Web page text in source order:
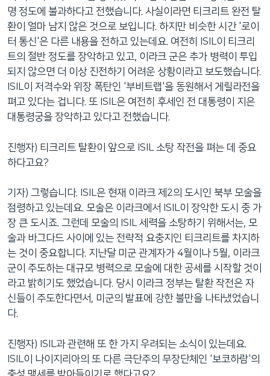
명 정도에 불과하다고 전했습니다. 사실이라면 티크리트 완전 탈
환이 얼마 남지 않은 것으로 보입니다. 하지만 비슷한 시간 '로이
터 통신'은 다른 내용을 전하고 있는데요. 여전히 ISIL이 티크리
트의 절반 정도를 장악하고 있고, 이라크 군은 추가 병력이 투입
되지 않으면 더 이상 진전하기 어려운 상황이라고 보도했습니다.
ISIL이 저격수와 위장 폭탄인 '부비트랩'을 동원해서 게릴라전을
펴고 있다는 겁니다. 또 ISIL은 여전히 후세인 전 대통령이 지은
대통령궁을 장악하고 있다고 전했습니다.
진행자) 티크리트 탈환이 앞으로 ISIL 소탕 작전을 펴는 데 중요
하다고요?
기자) 그렇습니다. ISIL은 현재 이라크 제2의 도시인 북부 모술을
점령하고 있는데요. 모술은 이라크에서 ISIL이 장악한 도시 중 가
장 큰 도시죠. 그런데 모술의 ISIL 세력을 소탕하기 위해서는, 모
술과 바그다드 사이에 있는 전략적 요충지인 티크리트를 차지하
는 것이 중요합니다. 지난달 미군 관계자가 4월이나 5월, 이라크
군이 주도하는 대규모 병력으로 모술에 대한 공세를 시작할 것이
라고 밝히기도 했었습니다. 당시 이라크 정부는 탈환 작전은 자
신들이 주도한다면서, 미군의 발표에 강한 불만을 나타냈었습니
다.
진행자) ISIL과 관련해 또 한 가지 우려되는 소식이 있는데요.
ISIL이 나이지리아의 또 다른 극단주의 무장단체인 '보코하람'의